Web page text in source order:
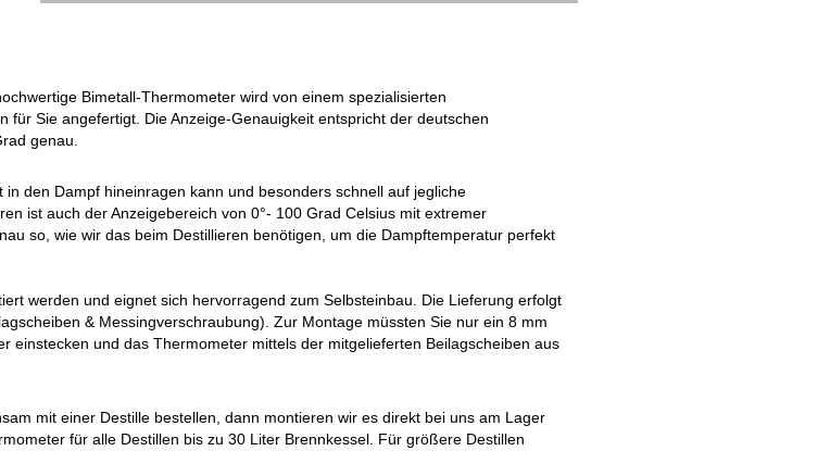
Bimetall-Thermometer wird von einem spezialisierten
für Sie angefertigt. Die Anzeige-Genauigkeit entspricht der deutschen
genau.
den Dampf hineinragen kann und besonders schnell auf jegliche
ist auch der Anzeigebereich von 0°- 100 Grad Celsius mit extremer
so, wie wir das beim Destillieren benötigen, um die Dampftemperatur perfekt
werden und eignet sich hervorragend zum Selbsteinbau. Die Lieferung erfolgt
& Messingverschraubung). Zur Montage müssten Sie nur ein 8 mm
einstecken und das Thermometer mittels der mitgelieferten Beilagscheiben aus
mit einer Destille bestellen, dann montieren wir es direkt bei uns am Lager
für alle Destillen bis zu 30 Liter Brennkessel. Für größere Destillen